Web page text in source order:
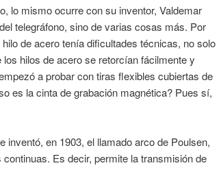
lo mismo ocurre con su inventor, Valdemar
telegráfono, sino de varias cosas más. Por
de acero tenía dificultades técnicas, no solo
hilos de acero se retorcían fácilmente y
a probar con tiras flexibles cubiertas de
es la cinta de grabación magnética? Pues sí,
inventó, en 1903, el llamado arco de Poulsen,
Es decir, permite la transmisión de